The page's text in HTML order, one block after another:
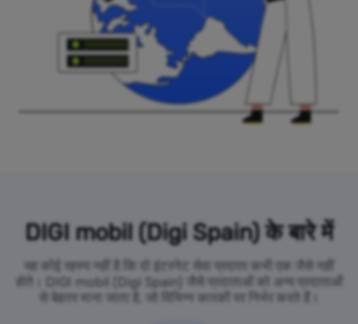
DIGI mobil (Digi Spain) के बारे में
यह कोई रहस्य नहीं है कि दो इंटरनेट सेवा प्रदाता कभी एक जैसे नहीं
होते। DIGI mobil (Digi Spain) जैसे प्रदाताओं को अन्य प्रदाताओं
से बेहतर माना जाता है, जो विभिन्न कारकों पर निर्भर करते हैं।